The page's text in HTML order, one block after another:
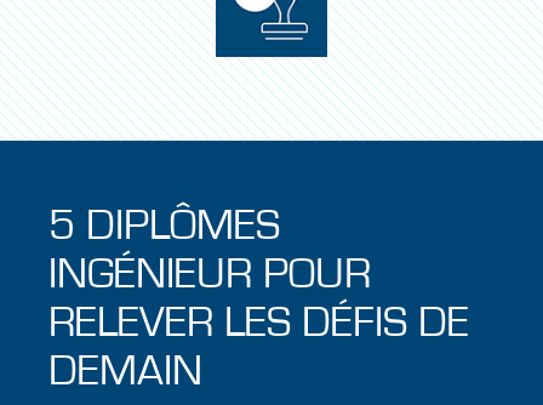
5 DIPLÔMES
INGÉNIEUR POUR
RELEVER LES DÉFIS DE
DEMAIN